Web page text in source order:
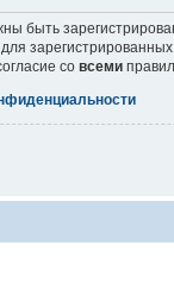
быть
со всеми